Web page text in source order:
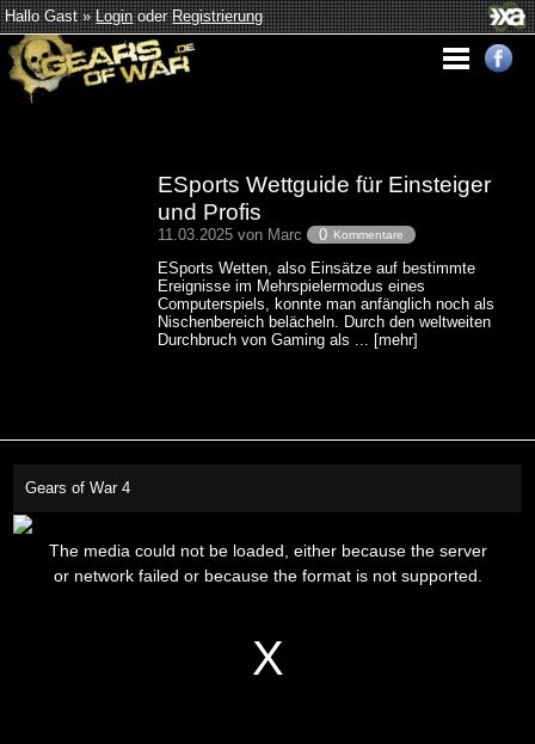
Hallo Gast »LoginoderRegistrierung
ESports Wettguide für Einsteiger
und Profis
11.03.2025 von Marc 0 Kommentare
ESports Wetten, also Einsätze auf bestimmte
Ereignisse im Mehrspielermodus eines
Computerspiels, konnte man anfänglich noch als
Nischenbereich belächeln. Durch den weltweiten
Durchbruch von Gaming als ... [mehr]
Gears of War 4
This
window.
The media could not be loaded, either because the server
or network failed or because the format is not supported.